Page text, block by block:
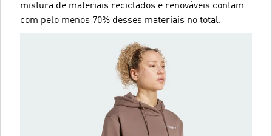
mistura de materiais reciclados e renováveis contam
com pelo menos 70% desses materiais no total.